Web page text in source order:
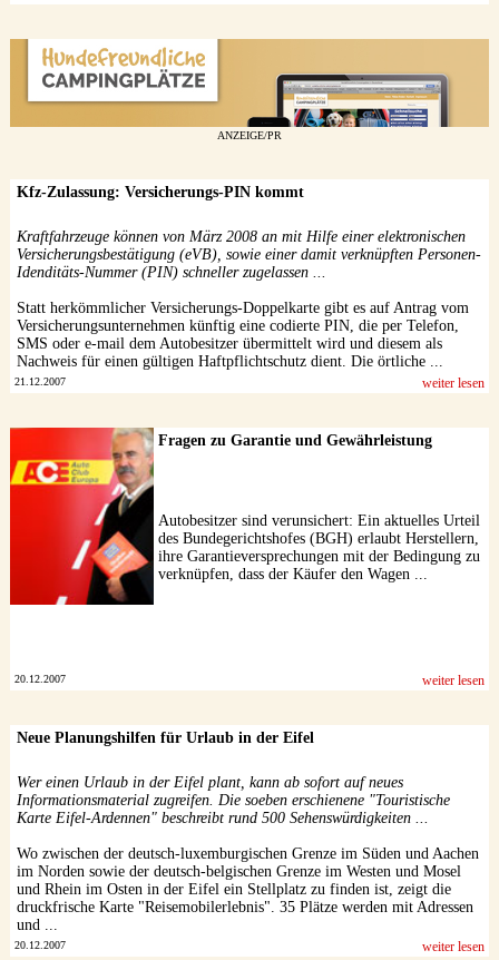
ANZEIGE/PR
Kfz-Zulassung: Versicherungs-PIN kommt
Kraftfahrzeuge können von März 2008 an mit Hilfe einer elektronischen
Versicherungsbestätigung (eVB), sowie einer damit verknüpften Personen-
Idenditäts-Nummer (PIN) schneller zugelassen ...
Statt herkömmlicher Versicherungs-Doppelkarte gibt es auf Antrag vom
Versicherungsunternehmen künftig eine codierte PIN, die per Telefon,
SMS oder e-mail dem Autobesitzer übermittelt wird und diesem als
Nachweis für einen gültigen Haftpflichtschutz dient. Die örtliche ...
21.12.2007 weiter lesen
Fragen zu Garantie und Gewährleistung
Autobesitzer sind verunsichert: Ein aktuelles Urteil
des Bundegerichtshofes (BGH) erlaubt Herstellern,
ihre Garantieversprechungen mit der Bedingung zu
verknüpfen, dass der Käufer den Wagen ...
20.12.2007 weiter lesen
Neue Planungshilfen für Urlaub in der Eifel
Wer einen Urlaub in der Eifel plant, kann ab sofort auf neues
Informationsmaterial zugreifen. Die soeben erschienene "Touristische
Karte Eifel-Ardennen" beschreibt rund 500 Sehenswürdigkeiten ...
Wo zwischen der deutsch-luxemburgischen Grenze im Süden und Aachen
im Norden sowie der deutsch-belgischen Grenze im Westen und Mosel
und Rhein im Osten in der Eifel ein Stellplatz zu finden ist, zeigt die
druckfrische Karte "Reisemobilerlebnis". 35 Plätze werden mit Adressen
und ...
20.12.2007 weiter lesen